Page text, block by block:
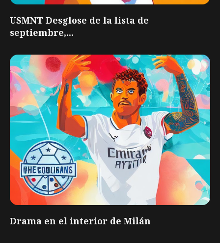
USMNT Desglose de la lista de
septiembre,...
Drama en el interior de Milán